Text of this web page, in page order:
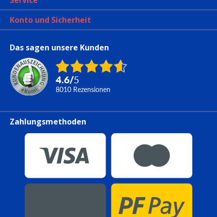
Konto und Sicherheit
Das sagen unsere Kunden
4.6/5
8010 Rezensionen
Zahlungsmethoden